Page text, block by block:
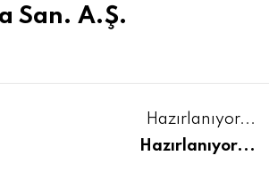
San. A.Ş.
Hazırlanıyor...
Hazırlanıyor...